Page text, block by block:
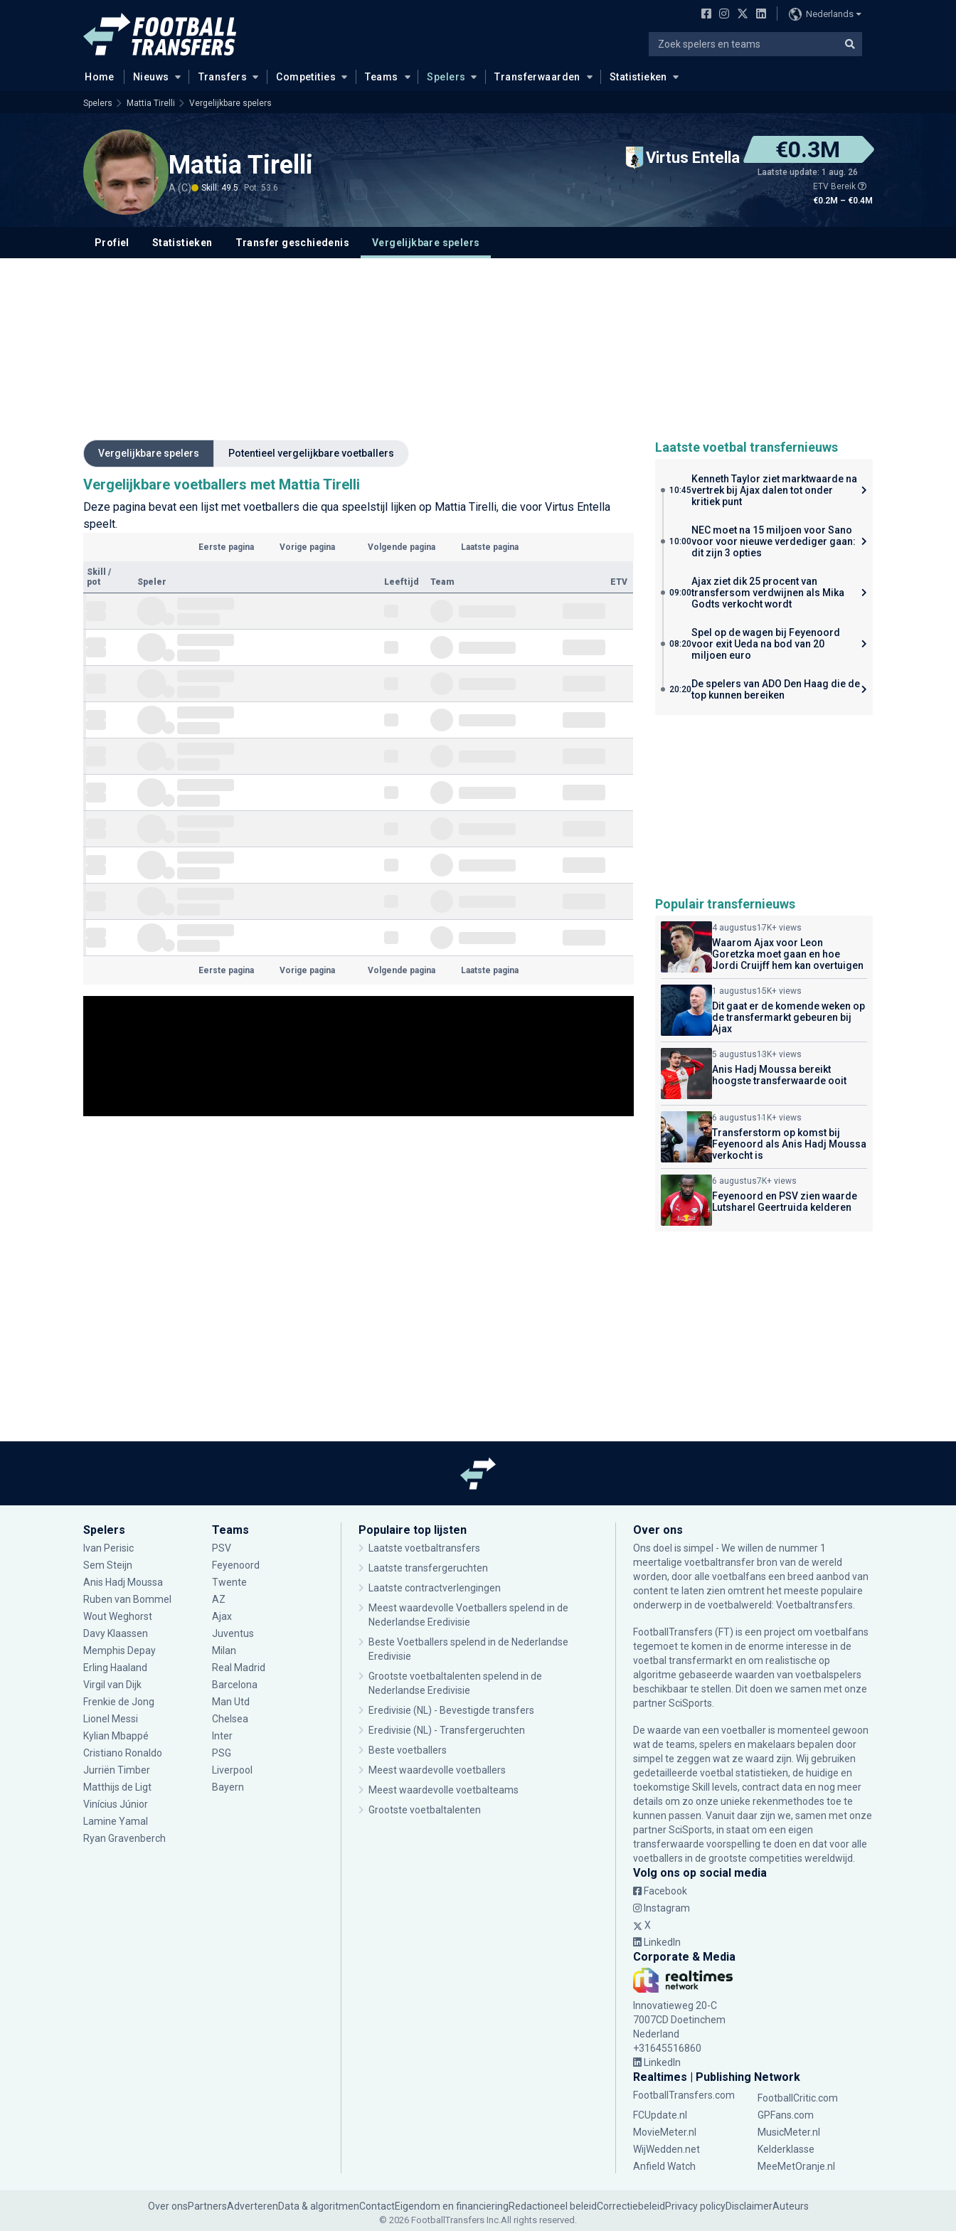
Nederlands
Home Nieuws Transfers Competities Teams Spelers Transferwaarden Statistieken
Spelers Mattia Tirelli Vergelijkbare spelers
Mattia Tirelli
A (C) Skill: 49.5 Pot: 53.6
Virtus Entella €0.3M
Laatste update: 1 aug. 26
ETV Bereik
€0.2M – €0.4M
Profiel Statistieken Transfer geschiedenis Vergelijkbare spelers
Vergelijkbare spelers Potentieel vergelijkbare voetballers
Vergelijkbare voetballers met Mattia Tirelli
Deze pagina bevat een lijst met voetballers die qua speelstijl lijken op Mattia Tirelli, die voor Virtus Entella
speelt.
Eerste pagina Vorige pagina Volgende pagina Laatste pagina
Skill
/
pot
Speler Leeftijd Team ETV
Eerste pagina Vorige pagina Volgende pagina Laatste pagina
Laatste voetbal transfernieuws
10:45
Kenneth Taylor ziet marktwaarde na
vertrek bij Ajax dalen tot onder
kritiek punt
10:00
NEC moet na 15 miljoen voor Sano
voor voor nieuwe verdediger gaan:
dit zijn 3 opties
09:00
Ajax ziet dik 25 procent van
transfersom verdwijnen als Mika
Godts verkocht wordt
08:20
Spel op de wagen bij Feyenoord
voor exit Ueda na bod van 20
miljoen euro
20:20De spelers van ADO Den Haag die de
top kunnen bereiken
Populair transfernieuws
4 augustus17K+ views
Waarom Ajax voor Leon
Goretzka moet gaan en hoe
Jordi Cruijff hem kan overtuigen
1 augustus15K+ views
Dit gaat er de komende weken op
de transfermarkt gebeuren bij
Ajax
5 augustus13K+ views
Anis Hadj Moussa bereikt
hoogste transferwaarde ooit
6 augustus11K+ views
Transferstorm op komst bij
Feyenoord als Anis Hadj Moussa
verkocht is
6 augustus7K+ views
Feyenoord en PSV zien waarde
Lutsharel Geertruida kelderen
Spelers
Ivan Perisic
Sem Steijn
Anis Hadj Moussa
Ruben van Bommel
Wout Weghorst
Davy Klaassen
Memphis Depay
Erling Haaland
Virgil van Dijk
Frenkie de Jong
Lionel Messi
Kylian Mbappé
Cristiano Ronaldo
Jurriën Timber
Matthijs de Ligt
Vinícius Júnior
Lamine Yamal
Ryan Gravenberch
Teams
PSV
Feyenoord
Twente
AZ
Ajax
Juventus
Milan
Real Madrid
Barcelona
Man Utd
Chelsea
Inter
PSG
Liverpool
Bayern
Populaire top lijsten
Laatste voetbaltransfers
Laatste transfergeruchten
Laatste contractverlengingen
Meest waardevolle Voetballers spelend in de
Nederlandse Eredivisie
Beste Voetballers spelend in de Nederlandse
Eredivisie
Grootste voetbaltalenten spelend in de
Nederlandse Eredivisie
Eredivisie (NL) - Bevestigde transfers
Eredivisie (NL) - Transfergeruchten
Beste voetballers
Meest waardevolle voetballers
Meest waardevolle voetbalteams
Grootste voetbaltalenten
Over ons
Ons doel is simpel - We willen de nummer 1
meertalige voetbaltransfer bron van de wereld
worden, door alle voetbalfans een breed aanbod van
content te laten zien omtrent het meeste populaire
onderwerp in de voetbalwereld: Voetbaltransfers.
FootballTransfers (FT) is een project om voetbalfans
tegemoet te komen in de enorme interesse in de
voetbal transfermarkt en om realistische op
algoritme gebaseerde waarden van voetbalspelers
beschikbaar te stellen. Dit doen we samen met onze
partnerSciSports
De waarde van een voetballer is momenteel gewoon
wat de teams, spelers en makelaars bepalen door
simpel te zeggen wat ze waard zijn. Wij gebruiken
gedetailleerde voetbal statistieken, de huidige en
toekomstige Skill levels, contract data en nog meer
details om zo onze unieke rekenmethodes toe te
kunnen passen. Vanuit daar zijn we, samen met onze
partner SciSports, in staat om een eigen
transferwaarde voorspelling te doen en dat voor alle
voetballers in de grootste competities wereldwijd.
Volg ons op social media
Facebook
Instagram
X
LinkedIn
Corporate & Media
Innovatieweg 20-C
7007CD Doetinchem
Nederland
+31645516860
LinkedIn
Realtimes | Publishing Network
FootballTransfers.com
FootballCritic.com
FCUpdate.nl
GPFans.com
MovieMeter.nl
MusicMeter.nl
WijWedden.net
Kelderklasse
Anfield Watch
MeeMetOranje.nl
Over onsPartnersAdverterenData & algoritmenContactEigendom en financieringRedactioneel beleidCorrectiebeleid Privacy policyDisclaimerAuteurs
© 2026 FootballTransfers Inc.All rights reserved.